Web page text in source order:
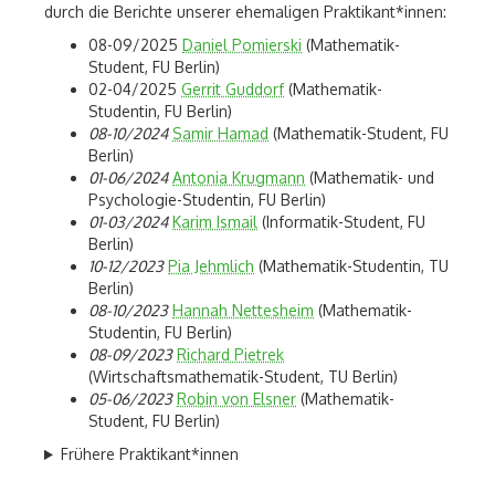
durch die Berichte unserer ehemaligen Praktikant*innen:
08-09/2025 Daniel Pomierski (Mathematik-
Student, FU Berlin)
02-04/2025 Gerrit Guddorf(Mathematik-
Studentin, FU Berlin)
08-10/2024 Samir Hamad (Mathematik-Student, FU
Berlin)
01-06/2024 Antonia Krugmann (Mathematik- und
Psychologie-Studentin, FU Berlin)
01-03/2024 Karim Ismail (Informatik-Student, FU
Berlin)
10-12/2023 Pia Jehmlich (Mathematik-Studentin, TU
Berlin)
08-10/2023 Hannah Nettesheim (Mathematik-
Studentin, FU Berlin)
08-09/2023 Richard Pietrek
(Wirtschaftsmathematik-Student, TU Berlin)
05-06/2023 Robin von Elsner (Mathematik-
Student, FU Berlin)
Frühere Praktikant*innen